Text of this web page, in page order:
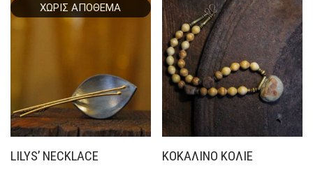
ΧΩΡΊΣ ΑΠΌΘΕΜΑ
LILYS’ NECKLACE ΚΟΚΆΛΙΝΟ ΚΟΛΙΈ